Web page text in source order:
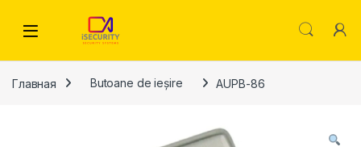
Главная Butoane de ieșire AUPB-86